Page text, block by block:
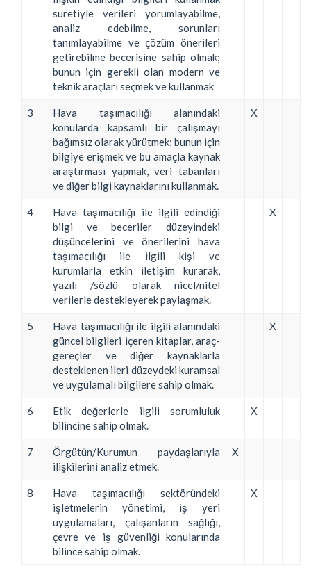
suretiyle verileri yorumlayabilme,
analiz edebilme, sorunları
tanımlayabilme ve çözüm önerileri
getirebilme becerisine sahip olmak;
bunun için gerekli olan modern ve
teknik araçları seçmek ve kullanmak
3
Hava taşımacılığı alanındaki
konularda kapsamlı bir çalışmayı
bağımsız olarak yürütmek; bunun için
bilgiye erişmek ve bu amaçla kaynak
araştırması yapmak, veri tabanları
ve diğer bilgi kaynaklarını kullanmak.
X
4
Hava taşımacılığı ile ilgili edindiği
bilgi ve beceriler düzeyindeki
düşüncelerini ve önerilerini hava
taşımacılığı ile ilgili kişi ve
kurumlarla etkin iletişim kurarak,
yazılı /sözlü olarak nicel/nitel
verilerle destekleyerek paylaşmak.
X
5
Hava taşımacılığı ile ilgili alanındaki
güncel bilgileri içeren kitaplar, araç-
gereçler ve diğer kaynaklarla
desteklenen ileri düzeydeki kuramsal
ve uygulamalı bilgilere sahip olmak.
X
6
Etik değerlerle ilgili sorumluluk
bilincine sahip olmak.
X
7
Örgütün/Kurumun paydaşlarıyla
ilişkilerini analiz etmek.
X
8
Hava taşımacılığı sektöründeki
işletmelerin yönetimi, iş yeri
uygulamaları, çalışanların sağlığı,
çevre ve iş güvenliği konularında
bilince sahip olmak.
X